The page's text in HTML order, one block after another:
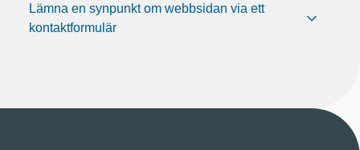
Lämna en synpunkt om webbsidan via ett
kontaktformulär